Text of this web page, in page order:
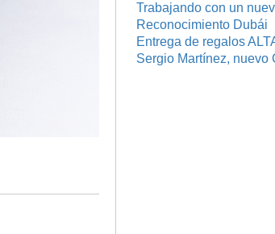
Trabajando con un
Reconocimiento Dubái
Entrega de regalos
Sergio Martínez, nuevo